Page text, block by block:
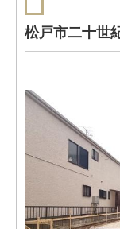
松戸市二十世